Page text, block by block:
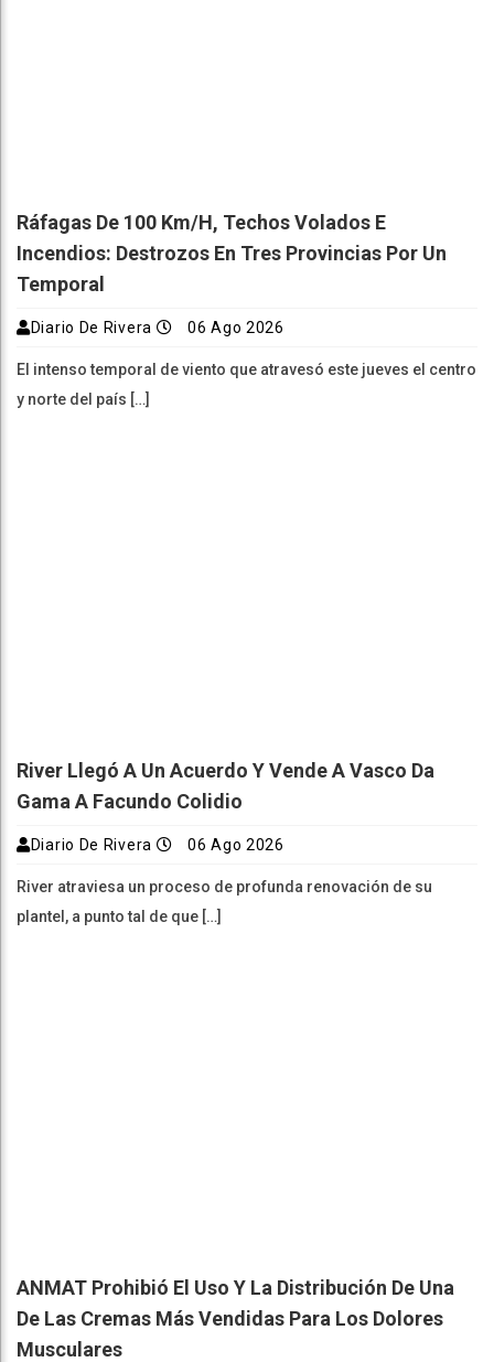
Ráfagas De 100 Km/h, Techos Volados E
Incendios: Destrozos En Tres Provincias Por Un
Temporal
Diario De Rivera 06 Ago 2026
El intenso temporal de viento que atravesó este jueves el centro
y norte del país […]
River Llegó A Un Acuerdo Y Vende A Vasco Da
Gama A Facundo Colidio
Diario De Rivera 06 Ago 2026
River atraviesa un proceso de profunda renovación de su
plantel, a punto tal de que […]
ANMAT Prohibió El Uso Y La Distribución De Una
De Las Cremas Más Vendidas Para Los Dolores
Musculares